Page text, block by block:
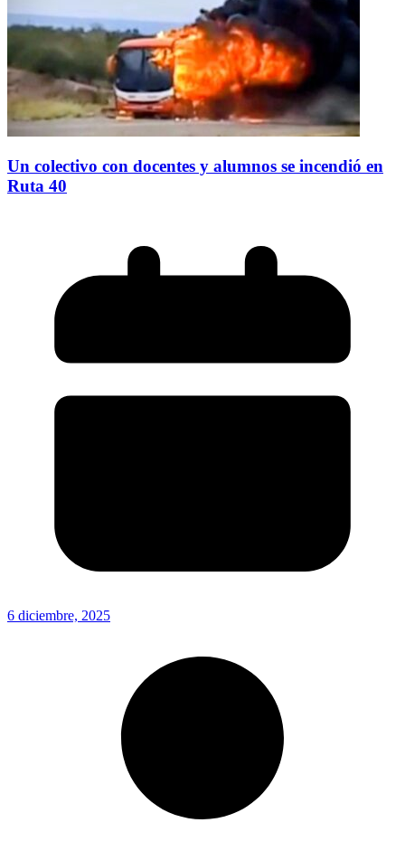
Un colectivo con docentes y alumnos se incendió en
Ruta 40
6 diciembre, 2025